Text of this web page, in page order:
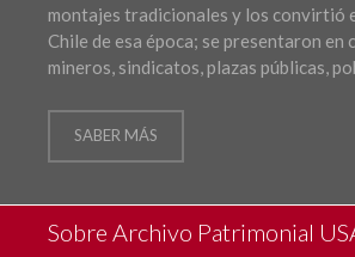
montajes tradicionales y los convirtió
Chile de esa época; se presentaron en
mineros, sindicatos, plazas públicas,
SABER MÁS
Sobre Archivo Patrimonial